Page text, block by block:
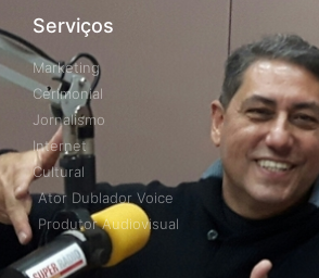
Serviços
Marketing
Cerimonial
Jornalismo
Internet
Cultural
Ator Dublador Voice
Produtor Audiovisual